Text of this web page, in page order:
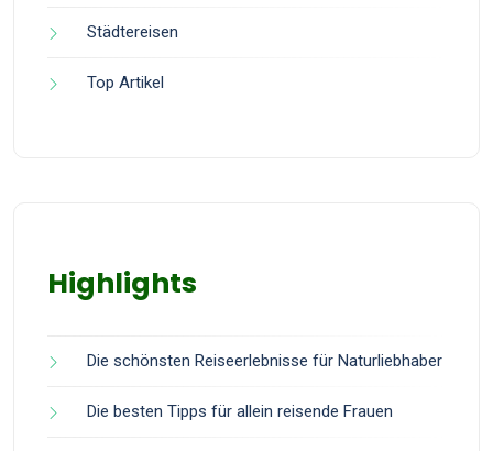
Städtereisen
Top Artikel
Highlights
Die schönsten Reiseerlebnisse für Naturliebhaber
Die besten Tipps für allein reisende Frauen